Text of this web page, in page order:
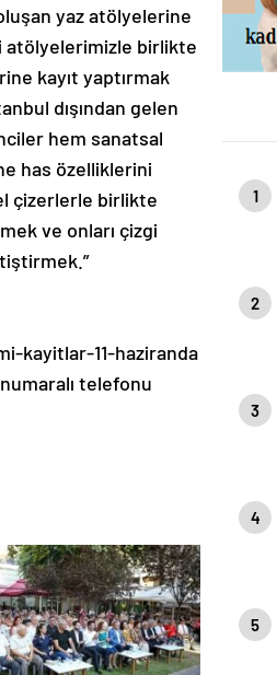
yaz atölyelerine
atölyelerimizle birlikte
kayıt yaptırmak
dışından gelen
hem sanatsal
has özelliklerini
çizerlerle birlikte
ve onları çizgi
kayitlar-11-haziranda
telefonu
1
2
3
4
5